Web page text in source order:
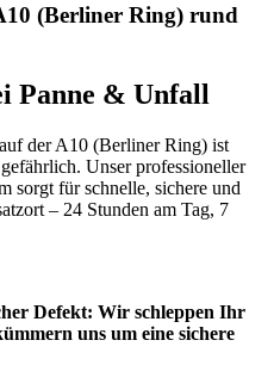
(Berliner Ring) rund
Panne & Unfall
der A10 (Berliner Ring) ist
Unser professioneller
sorgt für schnelle, sichere und
– 24 Stunden am Tag, 7
Defekt: Wir schleppen Ihr
uns um eine sichere